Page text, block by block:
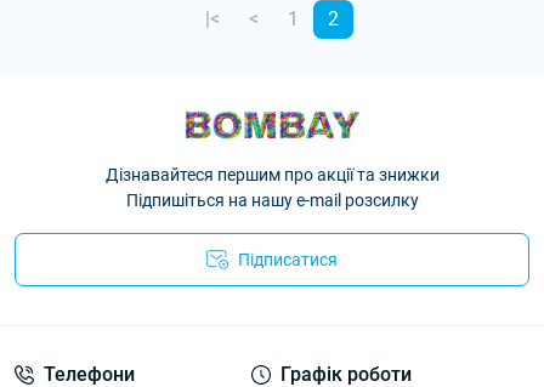
|< < 1 2
Дізнавайтеся першим про акції та знижки
Підпишіться на нашу e-mail розсилку
Підписатися
Телефони Графік роботи